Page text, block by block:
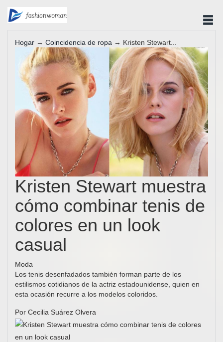
Hogar → Coincidencia de ropa → Kristen Stewart...
Kristen Stewart muestra
cómo combinar tenis de
colores en un look
casual
Moda
Los tenis desenfadados también forman parte de los
estilismos cotidianos de la actriz estadounidense, quien en
esta ocasión recurre a los modelos coloridos.
Por Cecilia Suárez Olvera